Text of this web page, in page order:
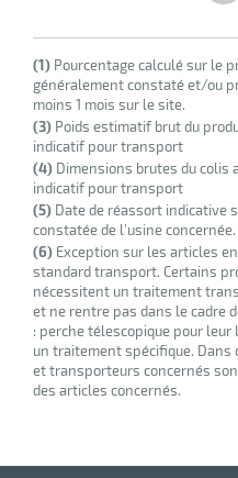
(1) Pourcentage calculé sur le
généralement constaté et/ou
moins 1 mois sur le site.
(3) Poids estimatif brut du
indicatif pour transport
(4) Dimensions brutes du colis
indicatif pour transport
(5) Date de réassort indicative
constatée de l’usine concernée.
(6) Exception sur les articles
standard transport. Certains
nécessitent un traitement
et ne rentre pas dans le cadre
: perche télescopique pour
un traitement spécifique. Dans
et transporteurs concernés
des articles concernés.